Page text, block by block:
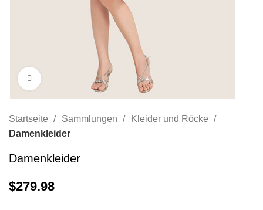
Zum Vergrößern anklicken
Startseite Sammlungen
Kleider und Röcke
Damenkleider
Damenkleider
$279.98